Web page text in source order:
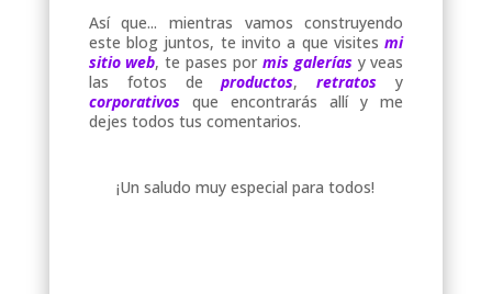
Así que... mientras vamos construyendo
este blog juntos, te invito a que visitesmi
sitio web, te pases por mis galeríasy veas
las fotos deproductos,retratos y
corporativosque encontrarás allí y me
dejes todos tus comentarios.
¡Un saludo muy especial para todos!